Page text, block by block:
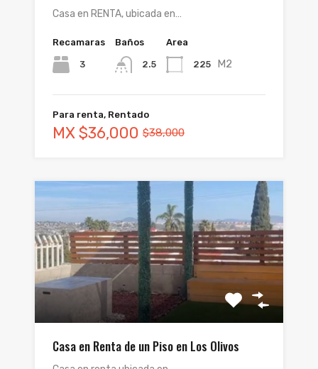
Casa en RENTA, ubicada en…
Recamaras
3
Baños
2.5
Area
225 M2
Para renta, Rentado
MX$36,000 $38,000
Casa en Renta de un Piso en Los Olivos